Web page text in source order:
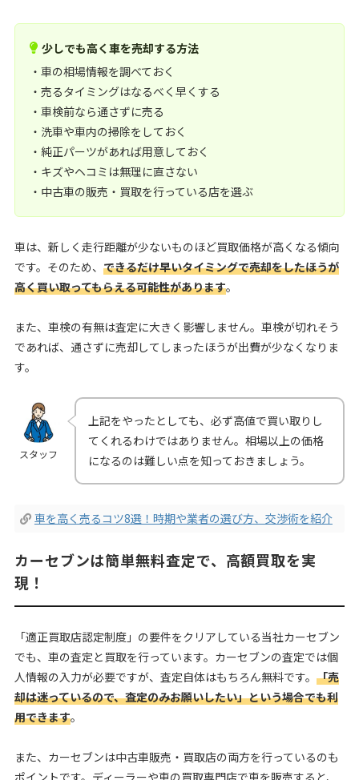
少しでも高く車を売却する方法
・車の相場情報を調べておく
・売るタイミングはなるべく早くする
・車検前なら通さずに売る
・洗車や車内の掃除をしておく
・純正パーツがあれば用意しておく
・キズやヘコミは無理に直さない
・中古車の販売・買取を行っている店を選ぶ
車は、新しく走行距離が少ないものほど買取価格が高くなる傾向
です。そのため、 できるだけ早いタイミングで売却をしたほうが
高く買い取ってもらえる可能性があります。
また、車検の有無は査定に大きく影響しません。車検が切れそう
であれば、通さずに売却してしまったほうが出費が少なくなりま
す。
スタッフ
上記をやったとしても、必ず高値で買い取りし
てくれるわけではありません。相場以上の価格
になるのは難しい点を知っておきましょう。
車を高く売るコツ8選！時期や業者の選び方、交渉術を紹介
カーセブンは簡単無料査定で、高額買取を実
現！
「適正買取店認定制度」の要件をクリアしている当社カーセブン
でも、車の査定と買取を行っています。カーセブンの査定では個
人情報の入力が必要ですが、査定自体はもちろん無料です。 「売
却は迷っているので、査定のみお願いしたい」という場合でも利
用できます。
また、カーセブンは中古車販売・買取店の両方を行っているのも